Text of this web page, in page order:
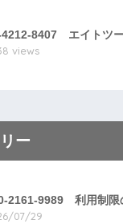
8407 エイトツ
views
ー
2161-9989 利用制限
07/29